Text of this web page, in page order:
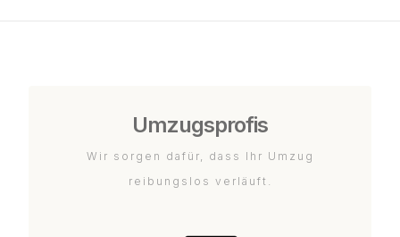
Umzugsprofis
Wir sorgen dafür, dass Ihr Umzug
reibungslos verläuft.